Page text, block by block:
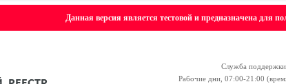
Данная версия является тестовой и предназначена для
Служба
Рабочие дни, 07:00-21:00